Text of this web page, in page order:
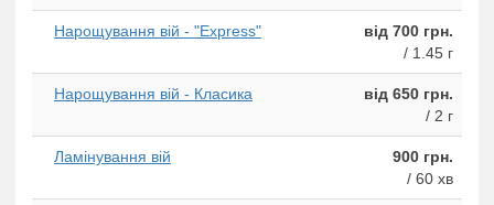
Нарощування вій - "Express"
від 700 грн.
/ 1.45 г
Нарощування вій - Класика
від 650 грн.
/ 2 г
Ламінування вій
900 грн.
/ 60 хв